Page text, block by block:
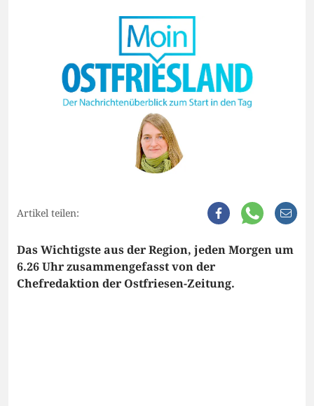
Artikel teilen:
Das Wichtigste aus der Region, jeden Morgen um
6.26 Uhr zusammengefasst von der
Chefredaktion der Ostfriesen-Zeitung.